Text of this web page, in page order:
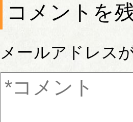
コメントを
メールアドレス